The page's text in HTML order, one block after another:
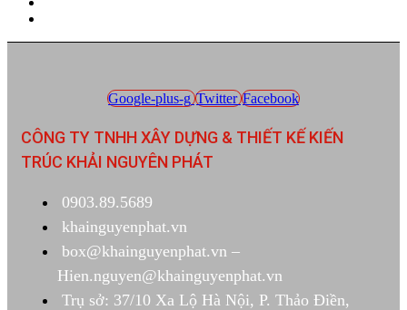
Google-plus-g Twitter Facebook
CÔNG TY TNHH XÂY DỰNG & THIẾT KẾ KIẾN
TRÚC KHẢI NGUYÊN PHÁT
0903.89.5689
khainguyenphat.vn
box@khainguyenphat.vn –
Hien.nguyen@khainguyenphat.vn
Trụ sở: 37/10 Xa Lộ Hà Nội, P. Thảo Điền,